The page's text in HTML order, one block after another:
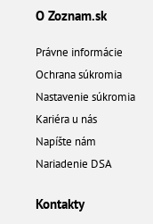
O Zoznam.sk
Právne informácie
Ochrana súkromia
Nastavenie súkromia
Kariéra u nás
Napíšte nám
Nariadenie DSA
Kontakty